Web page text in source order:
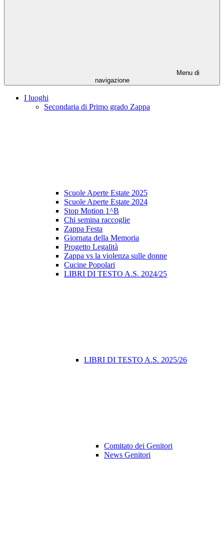
Menu di
navigazione
I luoghi
Secondaria di Primo grado Zappa
Scuole Aperte Estate 2025
Scuole Aperte Estate 2024
Stop Motion 1^B
Chi semina raccoglie
Zappa Festa
Giornata della Memoria
Progetto Legalità
Zappa vs la violenza sulle donne
Cucine Popolari
LIBRI DI TESTO A.S. 2024/25
LIBRI DI TESTO A.S. 2025/26
Comitato dei Genitori
News Genitori